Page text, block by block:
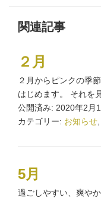
関連記事
２月
２月からピンクの季
はじめます。 それを
公開済み: 2020年2月
カテゴリー: お知らせ
5月
過ごしやすい、爽や